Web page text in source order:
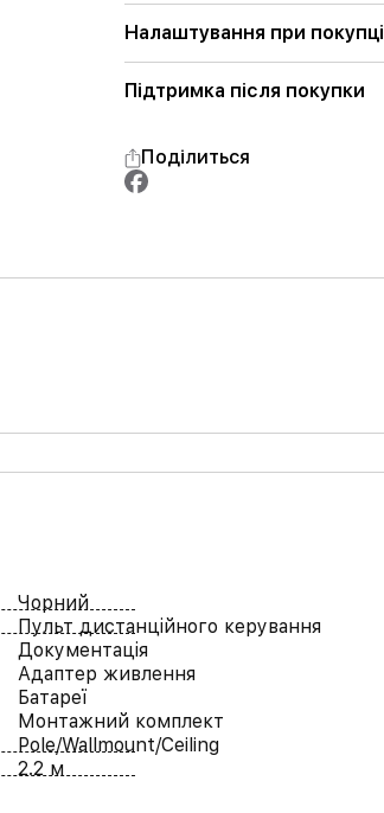
Налаштування при покупці
Підтримка після покупки
Поділиться
Чорний
Пульт дистанційного керування
Документація
Адаптер живлення
Батареї
Монтажний комплект
Pole/Wallmount/Ceiling
2.2 м